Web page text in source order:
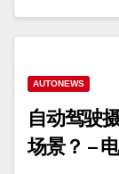
AUTONEWS
自动驾驶
场景？ –